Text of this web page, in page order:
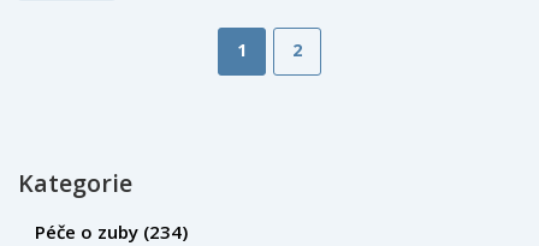
1 2
Kategorie
Péče o zuby (234)